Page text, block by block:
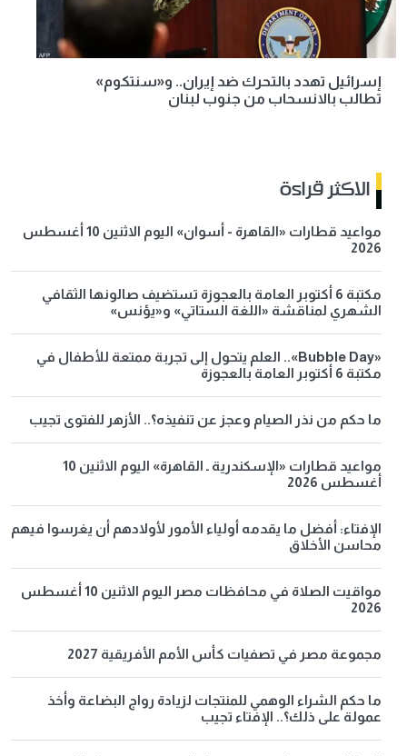
إسرائيل تهدد بالتحرك ضد إيران.. و«سنتكوم»
تطالب بالانسحاب من جنوب لبنان
الاكثر قراءة
مواعيد قطارات «القاهرة - أسوان» اليوم الاثنين 10 أغسطس
2026
مكتبة 6 أكتوبر العامة بالعجوزة تستضيف صالونها الثقافي
الشهري لمناقشة «اللغة الستاتي» و«يؤنس»
«Bubble Day».. العلم يتحول إلى تجربة ممتعة للأطفال في
مكتبة 6 أكتوبر العامة بالعجوزة
ما حكم من نذر الصيام وعجز عن تنفيذه؟.. الأزهر للفتوى تجيب
مواعيد قطارات «الإسكندرية ـ القاهرة» اليوم الاثنين 10
أغسطس 2026
الإفتاء: أفضل ما يقدمه أولياء الأمور لأولادهم أن يغرسوا فيهم
محاسن الأخلاق
مواقيت الصلاة في محافظات مصر اليوم الاثنين 10 أغسطس
2026
مجموعة مصر في تصفيات كأس الأمم الأفريقية 2027
ما حكم الشراء الوهمي للمنتجات لزيادة رواج البضاعة وأخذ
عمولة على ذلك؟.. الإفتاء تجيب